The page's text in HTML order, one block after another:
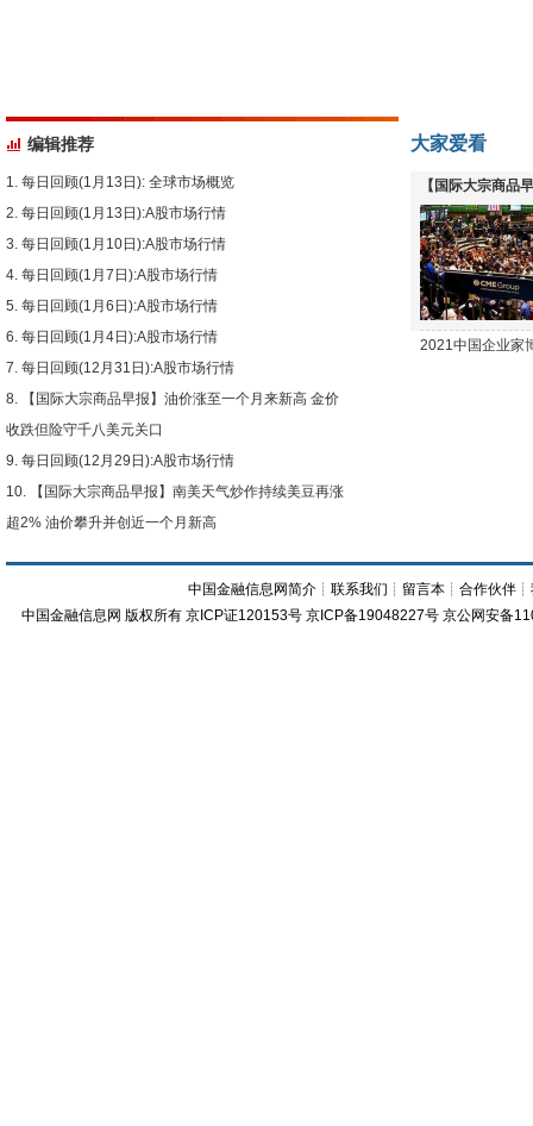
编辑推荐
每日回顾(1月13日): 全球市场概览
每日回顾(1月13日):A股市场行情
每日回顾(1月10日):A股市场行情
每日回顾(1月7日):A股市场行情
每日回顾(1月6日):A股市场行情
每日回顾(1月4日):A股市场行情
每日回顾(12月31日):A股市场行情
【国际大宗商品早报】油价涨至一个月来新高 金价
收跌但险守千八美元关口
每日回顾(12月29日):A股市场行情
【国际大宗商品早报】南美天气炒作持续美豆再涨
超2% 油价攀升并创近一个月新高
大家爱看
【国际大宗商品
下跌
2021中国企业家
中国金融信息网简介 ┊联系我们 ┊ 留言本 ┊合作伙伴 ┊
中国金融信息网 版权所有 京ICP证120153号 京ICP备19048227号 京公网安备